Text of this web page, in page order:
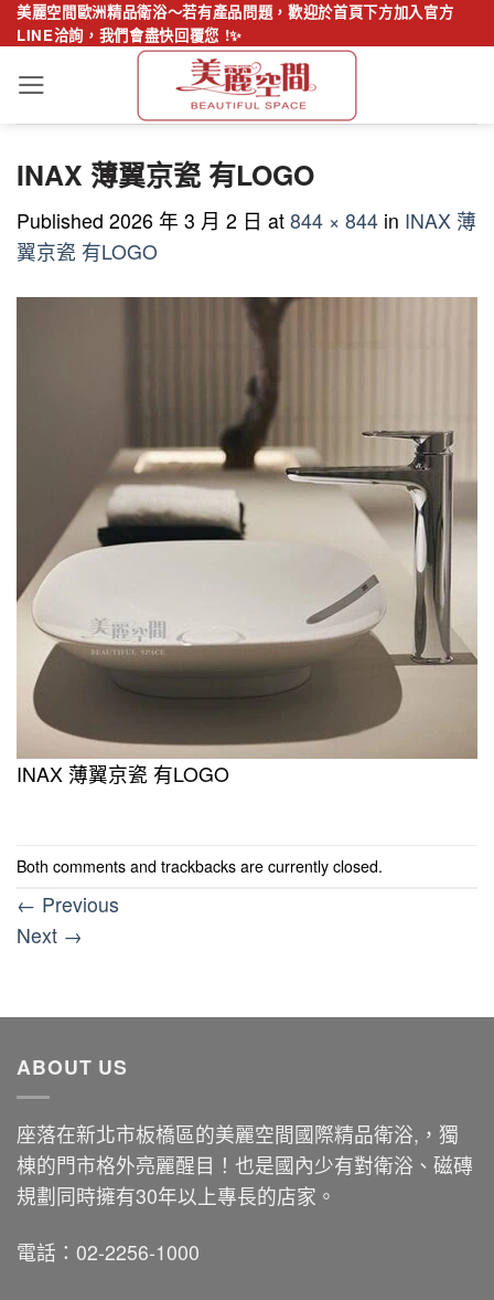
Skip
to
content
美麗空間歐洲精品衛浴～若有產品問題，歡迎於首頁下方加入官方
LINE洽詢，我們會盡快回覆您 !✨
INAX 薄翼京瓷 有LOGO
Published 2026 年 3 月 2 日 at 844 × 844 in INAX 薄
翼京瓷 有LOGO
INAX 薄翼京瓷 有LOGO
Both comments and trackbacks are currently closed.
← Previous
Next →
ABOUT US
座落在新北市板橋區的美麗空間國際精品衛浴,，獨
棟的門市格外亮麗醒目！也是國內少有對衛浴、磁磚
規劃同時擁有30年以上專長的店家。
電話：02-2256-1000